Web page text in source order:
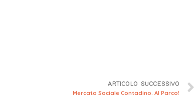
ARTICOLO SUCCESSIVO
Mercato Sociale Contadino. Al Parco!